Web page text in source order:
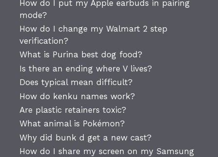
How do I put my Apple earbuds in pairing
mode?
How do I change my Walmart 2 step
verification?
What is Purina best dog food?
Is there an ending where V lives?
Does typical mean difficult?
How do kenku names work?
Are plastic retainers toxic?
What animal is Pokémon?
Why did bunk d get a new cast?
How do I share my screen on my Samsung